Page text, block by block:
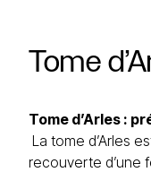
Tome
Tome d’Arles :
La tome d’Arles
recouverte d’une